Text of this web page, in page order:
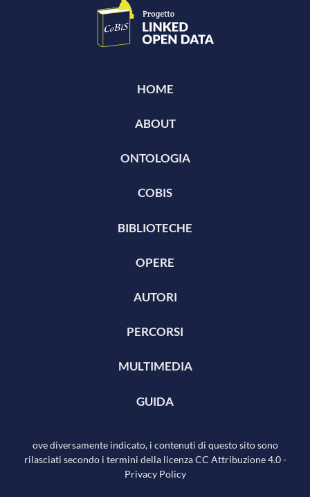
HOME
ABOUT
ONTOLOGIA
COBIS
BIBLIOTECHE
OPERE
AUTORI
PERCORSI
MULTIMEDIA
GUIDA
ove diversamente indicato, i contenuti di questo sito sono
rilasciati secondo i termini della licenza CC Attribuzione 4.0-
Privacy Policy